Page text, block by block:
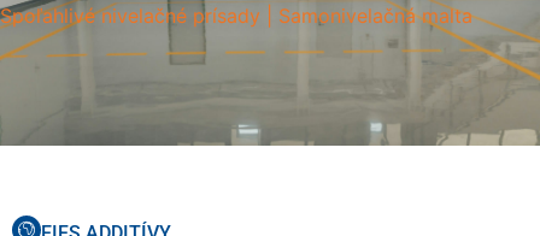
Spoľahlivé nivelačné prísady | Samonivelačná malta